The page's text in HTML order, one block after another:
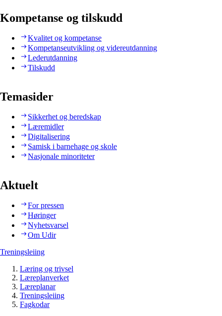
Kompetanse og tilskudd
Kvalitet og kompetanse
Kompetanseutvikling og videreutdanning
Lederutdanning
Tilskudd
Temasider
Sikkerhet og beredskap
Læremidler
Digitalisering
Samisk i barnehage og skole
Nasjonale minoriteter
Aktuelt
For pressen
Høringer
Nyhetsvarsel
Om Udir
Treningsleiing
Læring og trivsel
Læreplanverket
Læreplanar
Treningsleiing
Fagkodar